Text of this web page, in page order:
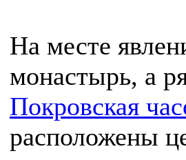
На месте
монастырь, а
Покровская
расположены